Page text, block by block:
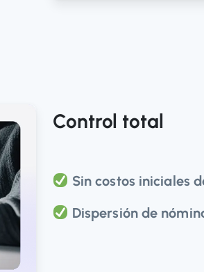
Control total
Sin costos iniciales
Dispersión de